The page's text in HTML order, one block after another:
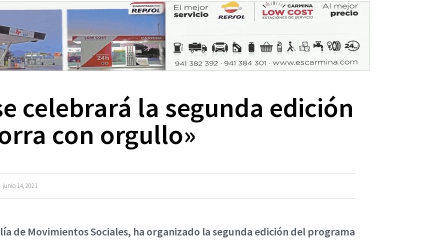
celebrará la segunda edición
con orgullo»
junio 14, 2021
de Movimientos Sociales, ha organizado la segunda edición del programa